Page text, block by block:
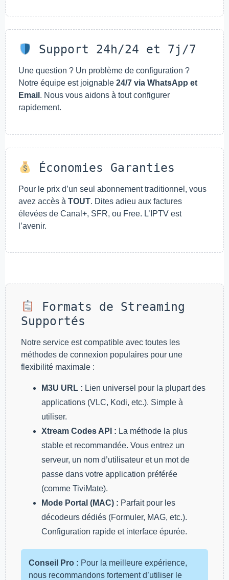
Support 24h/24 et 7j/7
Une question ? Un problème de configuration ?
Notre équipe est joignable 24/7 via WhatsApp et
Email . Nous vous aidons à tout configurer
rapidement.
Économies Garanties
Pour le prix d’un seul abonnement traditionnel, vous
avez accès à TOUT. Dites adieu aux factures
élevées de Canal+, SFR, ou Free. L’IPTV est
l’avenir.
Formats de Streaming
Supportés
Notre service est compatible avec toutes les
méthodes de connexion populaires pour une
flexibilité maximale :
M3U URL : Lien universel pour la plupart des
applications (VLC, Kodi, etc.). Simple à
utiliser.
Xtream Codes API : La méthode la plus
stable et recommandée. Vous entrez un
serveur, un nom d’utilisateur et un mot de
passe dans votre application préférée
(comme TiviMate).
Mode Portal (MAC) : Parfait pour les
décodeurs dédiés (Formuler, MAG, etc.).
Configuration rapide et interface épurée.
Conseil Pro : Pour la meilleure expérience,
nous recommandons fortement d’utiliser le